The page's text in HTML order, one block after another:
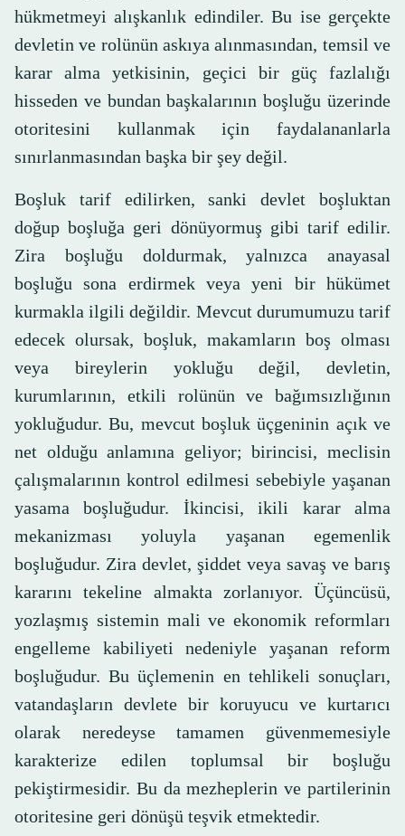
hükmetmeyi alışkanlık edindiler. Bu ise gerçekte
devletin ve rolünün askıya alınmasından, temsil ve
karar alma yetkisinin, geçici bir güç fazlalığı
hisseden ve bundan başkalarının boşluğu üzerinde
otoritesini kullanmak için faydalananlarla
sınırlanmasından başka bir şey değil.
Boşluk tarif edilirken, sanki devlet boşluktan
doğup boşluğa geri dönüyormuş gibi tarif edilir.
Zira boşluğu doldurmak, yalnızca anayasal
boşluğu sona erdirmek veya yeni bir hükümet
kurmakla ilgili değildir. Mevcut durumumuzu tarif
edecek olursak, boşluk, makamların boş olması
veya bireylerin yokluğu değil, devletin,
kurumlarının, etkili rolünün ve bağımsızlığının
yokluğudur. Bu, mevcut boşluk üçgeninin açık ve
net olduğu anlamına geliyor; birincisi, meclisin
çalışmalarının kontrol edilmesi sebebiyle yaşanan
yasama boşluğudur. İkincisi, ikili karar alma
mekanizması yoluyla yaşanan egemenlik
boşluğudur. Zira devlet, şiddet veya savaş ve barış
kararını tekeline almakta zorlanıyor. Üçüncüsü,
yozlaşmış sistemin mali ve ekonomik reformları
engelleme kabiliyeti nedeniyle yaşanan reform
boşluğudur. Bu üçlemenin en tehlikeli sonuçları,
vatandaşların devlete bir koruyucu ve kurtarıcı
olarak neredeyse tamamen güvenmemesiyle
karakterize edilen toplumsal bir boşluğu
pekiştirmesidir. Bu da mezheplerin ve partilerinin
otoritesine geri dönüşü teşvik etmektedir.